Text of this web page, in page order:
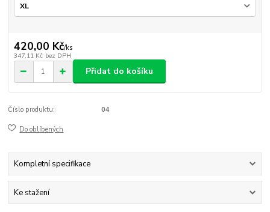
420,00 Kč/ks
347,11 Kč bez DPH
Přidat do košíku
Číslo produktu: 04
Do oblíbených
Kompletní specifikace
Ke stažení